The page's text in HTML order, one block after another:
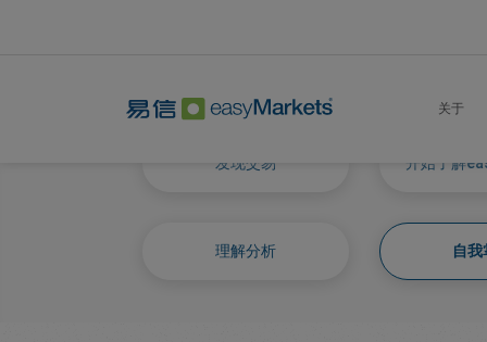
关于
发现交易 开始了解
理解分析 自我